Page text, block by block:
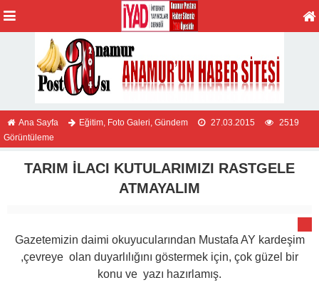
Ana Sayfa Eğitim, Foto Galeri, Gündem 27.03.2015
2519
Görüntüleme
TARIM İLACI KUTULARIMIZI RASTGELE
ATMAYALIM
Gazetemizin daimi okuyucularından Mustafa AY kardeşim
,çevreye olan duyarlılığını göstermek için, çok güzel bir
konu ve yazı hazırlamış.